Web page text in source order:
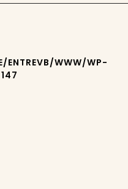
ENTREVB/WWW/WP-
147